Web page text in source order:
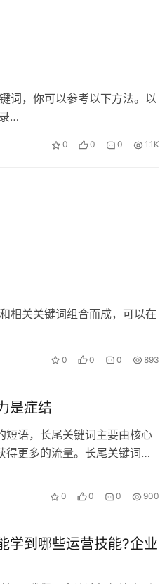
词，你可以参考以下方法。以
…
0 0 0 1.1K
相关关键词组合而成，可以在
0 0 0 893
是症结
短语，长尾关键词主要由核心
更多的流量。长尾关键词的
0 0 0 900
学到哪些运营技能?企业